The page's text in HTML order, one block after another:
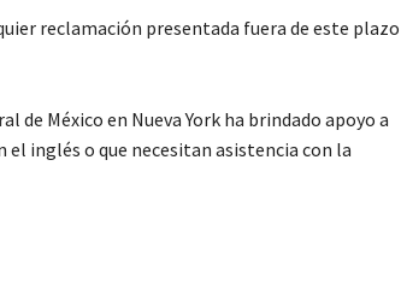
reclamación presentada fuera de este
de México en Nueva York ha brindado apoyo a
inglés o que necesitan asistencia con la